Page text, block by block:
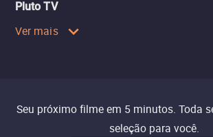
Pluto TV
Ver mais
Seu próximo filme em 5 minutos. Toda
seleção para você.